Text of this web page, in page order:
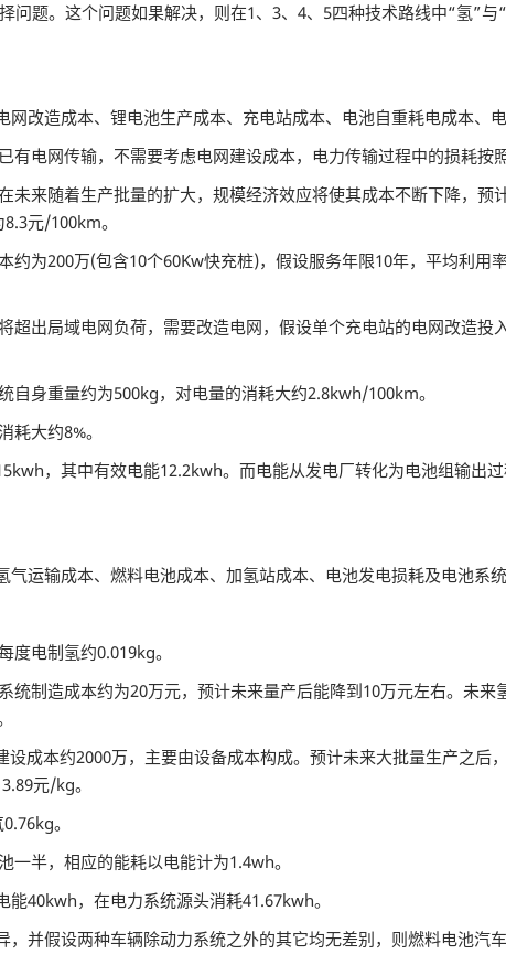
。这个问题如果解决，则在1、3、4、5四种技术路线中“氢”与
造成本、锂电池生产成本、充电站成本、电池自重耗电成本、电
网传输，不需要考虑电网建设成本，电力传输过程中的损耗按照
来随着生产批量的扩大，规模经济效应将使其成本不断下降，预
元/100km。
为200万(包含10个60Kw快充桩)，假设服务年限10年，平均利用
出局域电网负荷，需要改造电网，假设单个充电站的电网改造投
身重量约为500kg，对电量的消耗大约2.8kwh/100km。
大约8%。
，其中有效电能12.2kwh。而电能从发电厂转化为电池组输出
输成本、燃料电池成本、加氢站成本、电池发电损耗及电池系统
电制氢约0.019kg。
制造成本约为20万元，预计未来量产后能降到10万元左右。未来
本约2000万，主要由设备成本构成。预计未来大批量生产之后
元/kg。
。
半，相应的能耗以电能计为1.4wh。
40kwh，在电力系统源头消耗41.67kwh。
假设两种车辆除动力系统之外的其它均无差别，则燃料电池汽